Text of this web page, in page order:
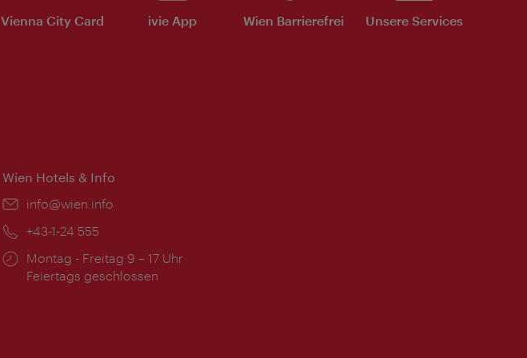
Vienna City Card ivie App Wien Barrierefrei Unsere Services
Wien Hotels & Info
Email:
info@wien.info
Telefon:
+43-1-24 555
Öffnungszeiten:
Montag - Freitag 9 – 17 Uhr
Feiertags geschlossen